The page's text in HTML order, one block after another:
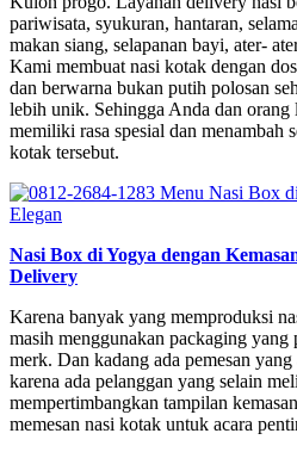
pariwisata, syukuran, hantaran,
makan siang, selapanan bayi, ater-
Kami membuat nasi kotak dengan
dan berwarna bukan putih polosan
lebih unik. Sehingga Anda dan
memiliki rasa spesial dan menambah
kotak tersebut.
Nasi Box di Yogya dengan
Delivery
Karena banyak yang memproduksi
masih menggunakan packaging
merk. Dan kadang ada pemesan
karena ada pelanggan yang selain
mempertimbangkan tampilan
memesan nasi kotak untuk acara